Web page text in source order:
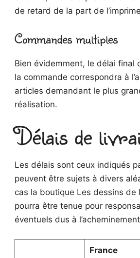
de retard de la part de
Commandes multiples
Bien évidemment, le délai final
la commande correspondra à
articles demandant le plus
réalisation.
Délais de
Les délais sont ceux indiqués
peuvent être sujets à divers
cas la boutique Les dessins de
pourra être tenue pour
éventuels dus à
France